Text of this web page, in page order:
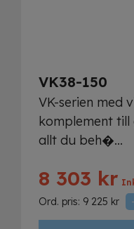
VK38-150
VK-serien med
komplement
allt du beh�...
8 303 kr
Ord. pris: 9 225 kr